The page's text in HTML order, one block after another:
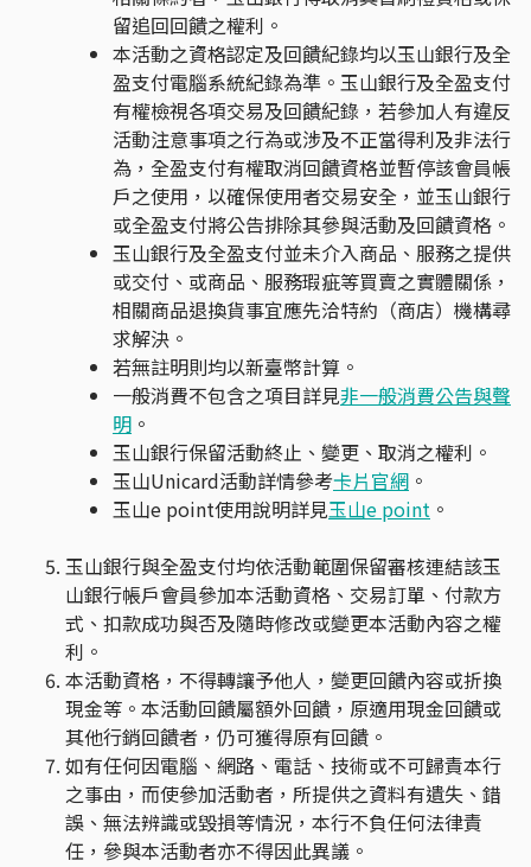
留追回回饋之權利。
本活動之資格認定及回饋紀錄均以玉山銀行及全
盈支付電腦系統紀錄為準。玉山銀行及全盈支付
有權檢視各項交易及回饋紀錄，若參加人有違反
活動注意事項之行為或涉及不正當得利及非法行
為，全盈支付有權取消回饋資格並暫停該會員帳
戶之使用，以確保使用者交易安全，並玉山銀行
或全盈支付將公告排除其參與活動及回饋資格。
玉山銀行及全盈支付並未介入商品、服務之提供
或交付、或商品、服務瑕疵等買賣之實體關係，
相關商品退換貨事宜應先洽特約（商店）機構尋
求解決。
若無註明則均以新臺幣計算。
一般消費不包含之項目詳見非一般消費公告與聲
明 。
玉山銀行保留活動終止、變更、取消之權利。
玉山Unicard活動詳情參考卡片官網 。
玉山e point使用說明詳見玉山e point 。
玉山銀行與全盈支付均依活動範圍保留審核連結該玉
山銀行帳戶會員參加本活動資格、交易訂單、付款方
式、扣款成功與否及隨時修改或變更本活動內容之權
利。
本活動資格，不得轉讓予他人，變更回饋內容或折換
現金等。本活動回饋屬額外回饋，原適用現金回饋或
其他行銷回饋者，仍可獲得原有回饋。
如有任何因電腦、網路、電話、技術或不可歸責本行
之事由，而使參加活動者，所提供之資料有遺失、錯
誤、無法辨識或毀損等情況，本行不負任何法律責
任，參與本活動者亦不得因此異議。